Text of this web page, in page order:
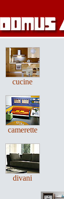
cucine
camerette
divani